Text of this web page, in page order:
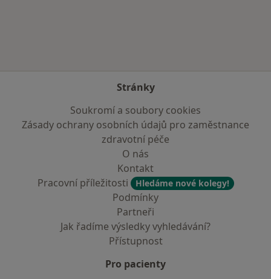
Stránky
Soukromí a soubory cookies
Zásady ochrany osobních údajů pro zaměstnance
zdravotní péče
O nás
Kontakt
Pracovní příležitosti
Hledáme nové kolegy!
Podmínky
Partneři
Jak řadíme výsledky vyhledávání?
Přístupnost
Pro pacienty